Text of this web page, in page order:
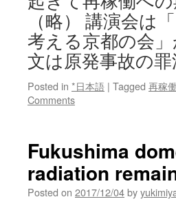
（略） 講演会は
考える京都の会
文は原発事故の
Posted in *日本語 | Tagged 再稼働
Comments
Fukushima
radiation
Posted on 2017/12/04by